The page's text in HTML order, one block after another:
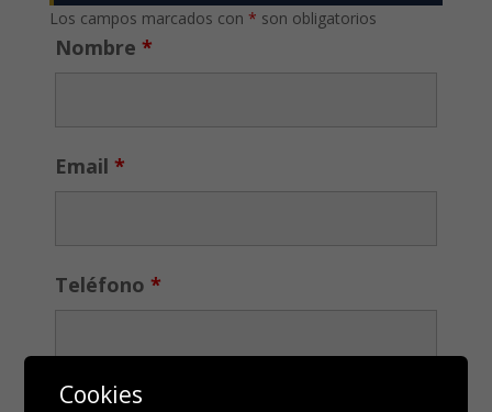
Los campos marcados con * son obligatorios
Nombre *
Email *
Teléfono *
Cookies